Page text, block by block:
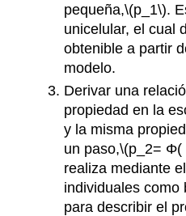
pequeña,\(p_1\).
unicelular, el cual
obtenible a partir
modelo.
Derivar una
propiedad en la
y la misma
un paso,\(p_2= Φ(
realiza mediante
individuales como
para describir el